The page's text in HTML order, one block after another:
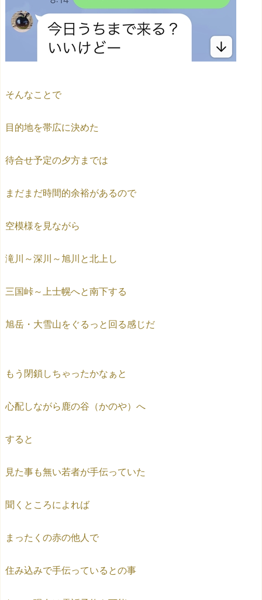
そんなことで
目的地を帯広に決めた
待合せ予定の夕方までは
まだまだ時間的余裕があるので
空模様を見ながら
滝川～深川～旭川と北上し
三国峠～上士幌へと南下する
旭岳・大雪山をぐるっと回る感じだ
もう閉鎖しちゃったかなぁと
心配しながら鹿の谷（かのや）へ
すると
見た事も無い若者が手伝っていた
聞くところによれば
まったくの赤の他人で
住み込みで手伝っているとの事